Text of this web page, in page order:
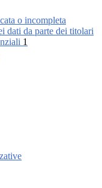
o incompleta
dati da parte dei titolari
1